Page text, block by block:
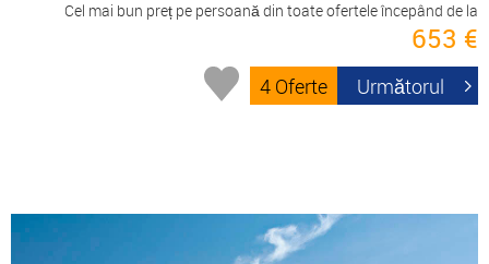
Cel mai bun preț pe persoană din toate ofertele începând de la
653 €
4 Oferte Următorul